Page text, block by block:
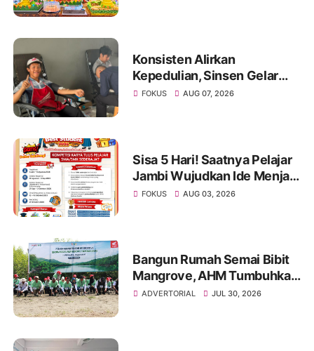
Konsisten Alirkan
Kepedulian, Sinsen Gelar
Donor Darah ke-23 dalam
FOKUS AUG 07, 2026
Sisa 5 Hari! Saatnya Pelajar
Jambi Wujudkan Ide Menjadi
Prestasi di AHM Best
FOKUS AUG 03, 2026
Bangun Rumah Semai Bibit
Mangrove, AHM Tumbuhkan
Harapan Baru bagi Pesisir
ADVERTORIAL JUL 30, 2026